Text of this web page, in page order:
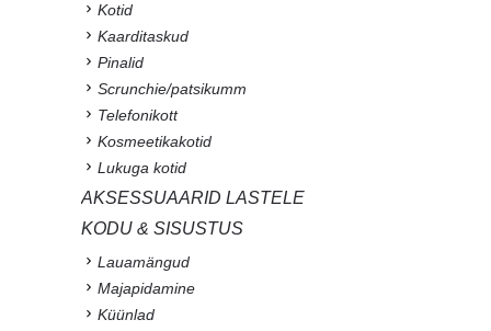
Kotid
Kaarditaskud
Pinalid
Scrunchie/patsikumm
Telefonikott
Kosmeetikakotid
Lukuga kotid
AKSESSUAARID LASTELE
KODU & SISUSTUS
Lauamängud
Majapidamine
Küünlad